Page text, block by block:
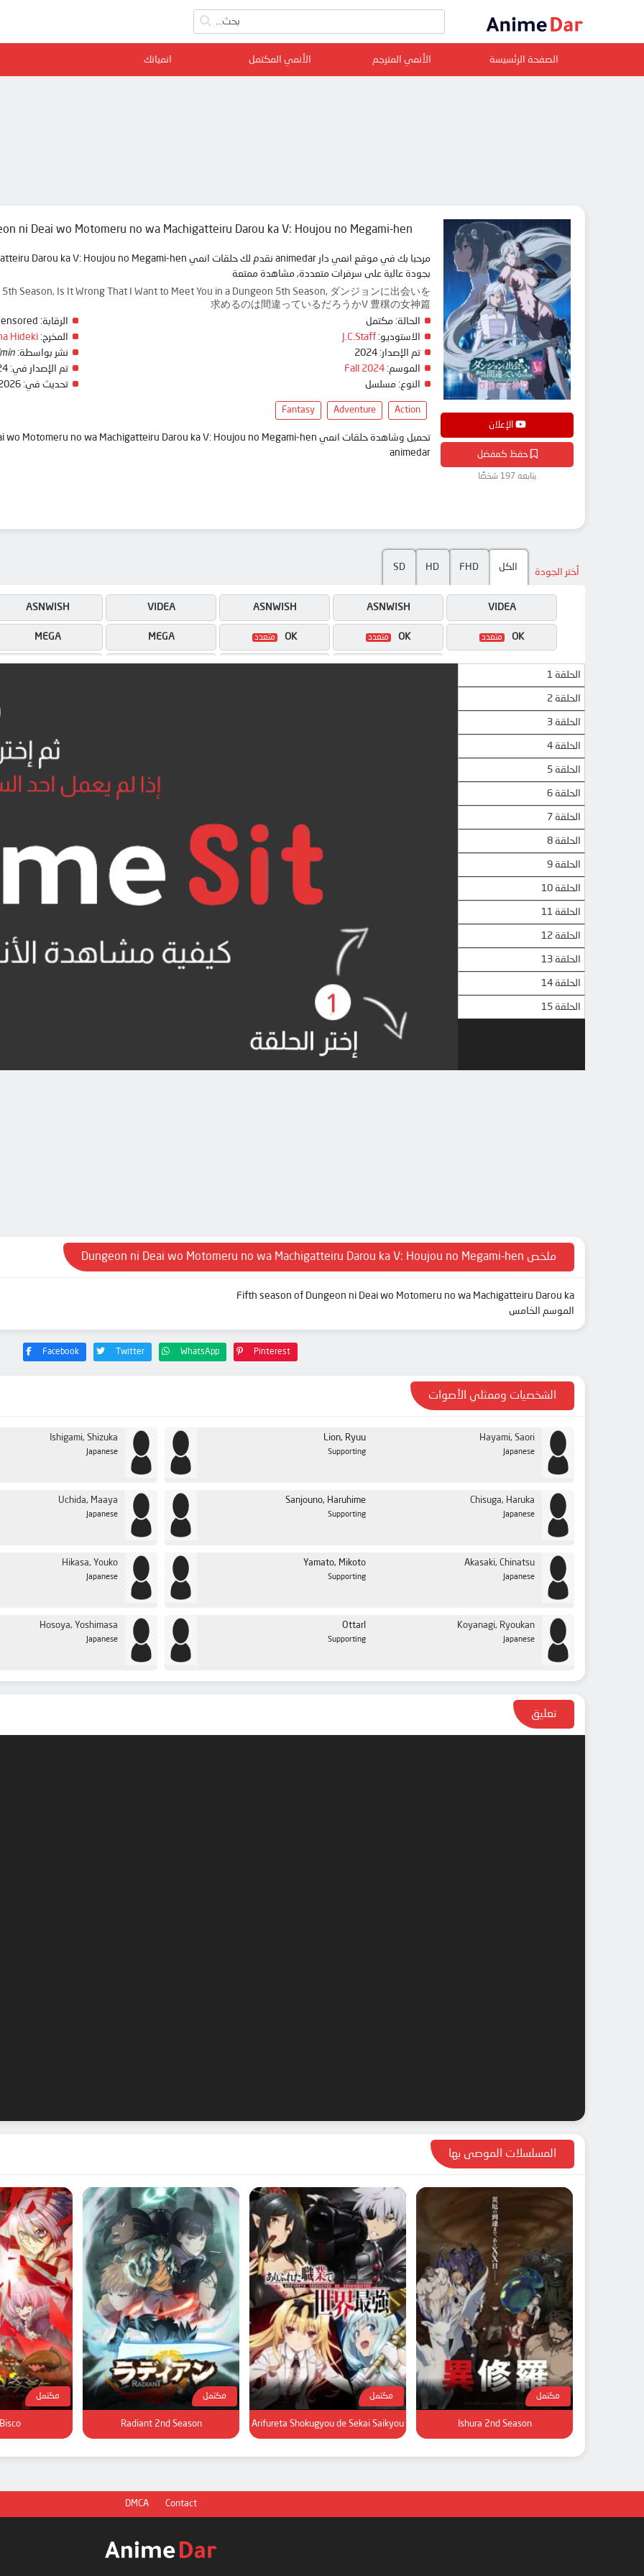
الصفحة الرئسيسة الأنمي المترجم الأنمي المكتمل انمياتك
الإعلان
حفظ كمفضل
يتابعه 197 شخصًا
ni Deai wo Motomeru no wa Machigatteiru Darou ka V: Houjou no Megami-hen
بجودة عالية على سرفرات متعددة, مشاهدة ممتعة
5th Season, Is It Wrong That I Want to Meet You in a Dungeon 5th Season, ダンジョンに出会いを
求めるのは間違っているだろうかV 豊穣の女神篇
الحالة: مكتمل
الاستوديو: J.C.Staff
تم الإصدار:
الموسم: Fall 2024
النوع: مسلسل
الرقابة:
المخرج: Hideki
نشر بواسطة:
تم الإصدار في:
تحديث في:
Action
Adventure
Fantasy
animedar
أختر الجودة الكل FHD
HD
SD
UQLOAD
OK
MP4UPLOAD
MEGA OK
MP4UPLOAD
MEGA OK
VIDEA
ASNWISH
ASNWISH
VIDEA
ASNWISH
MEGA
الحلقة 1
الحلقة 2
الحلقة 3
الحلقة 4
الحلقة 5
الحلقة 6
الحلقة 7
الحلقة 8
الحلقة 9
الحلقة 10
الحلقة 11
الحلقة 12
الحلقة 13
الحلقة 14
الحلقة 15
ملخص Dungeon ni Deai wo Motomeru no wa Machigatteiru Darou ka V: Houjou no Megami-hen
Fifth season of Dungeon ni Deai wo Motomeru no wa Machigatteiru Darou ka
الموسم الخامس
Facebook Twitter WhatsApp Pinterest
الشخصيات وممثلي الأصوات
Ishigami, Shizuka
Japanese
Lion, Ryuu
Supporting
Hayami, Saori
Japanese
Uchida, Maaya
Japanese
Sanjouno, Haruhime
Supporting
Chisuga, Haruka
Japanese
Hikasa, Youko
Japanese
Yamato, Mikoto
Supporting
Akasaki, Chinatsu
Japanese
Hosoya, Yoshimasa
Japanese
Ottarl
Supporting
Koyanagi, Ryoukan
Japanese
تعليق
المسلسلات الموصى بها
مكتمل
Ishura 2nd Season
مكتمل
Arifureta Shokugyou de Sekai Saikyou
مكتمل
Radiant 2nd Season
مكتمل
DMCA Contact